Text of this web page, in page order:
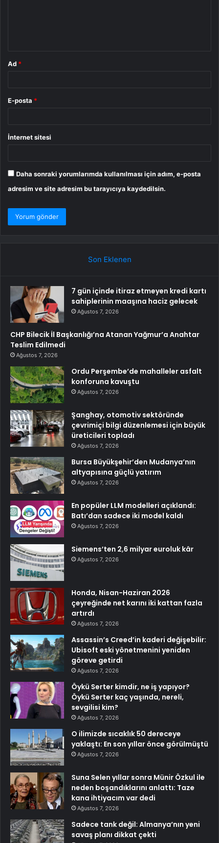
Ad *
E-posta *
İnternet sitesi
Daha sonraki yorumlarımda kullanılması için adım, e-posta
adresim ve site adresim bu tarayıcıya kaydedilsin.
Son Eklenen
7 gün içinde itiraz etmeyen kredi kartı
sahiplerinin maaşına haciz gelecek
Ağustos 7, 2026
CHP Bilecik İl Başkanlığı’na Atanan Yağmur’a Anahtar
Teslim Edilmedi
Ağustos 7, 2026
Ordu Perşembe’de mahalleler asfalt
konforuna kavuştu
Ağustos 7, 2026
Şanghay, otomotiv sektöründe
çevrimiçi bilgi düzenlemesi için büyük
üreticileri topladı
Ağustos 7, 2026
Bursa Büyükşehir’den Mudanya’nın
altyapısına güçlü yatırım
Ağustos 7, 2026
En popüler LLM modelleri açıklandı:
Batı’dan sadece iki model kaldı
Ağustos 7, 2026
Siemens’ten 2,6 milyar euroluk kâr
Ağustos 7, 2026
Honda, Nisan-Haziran 2026
çeyreğinde net karını iki kattan fazla
artırdı
Ağustos 7, 2026
Assassin’s Creed’in kaderi değişebilir:
Ubisoft eski yönetmenini yeniden
göreve getirdi
Ağustos 7, 2026
Öykü Serter kimdir, ne iş yapıyor?
Öykü Serter kaç yaşında, nereli,
sevgilisi kim?
Ağustos 7, 2026
O ilimizde sıcaklık 50 dereceye
yaklaştı: En son yıllar önce görülmüştü
Ağustos 7, 2026
Suna Selen yıllar sonra Münir Özkul ile
neden boşandıklarını anlattı: Taze
kana ihtiyacım var dedi
Ağustos 7, 2026
Sadece tank değil: Almanya’nın yeni
savaş planı dikkat çekti